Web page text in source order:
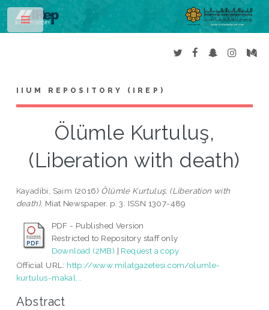
IIUM REPOSITORY (IREP)
Ölümle Kurtuluş,
(Liberation with death)
Kayadibi, Saim (2016) Ölümle Kurtuluş, (Liberation with
death). Miat Newspaper. p. 3. ISSN 1307-489
PDF - Published Version
Restricted to Repository staff only
Download (2MB) | Request a copy
Official URL: http://www.milatgazetesi.com/olumle-
kurtulus-makal...
Abstract
Toggle